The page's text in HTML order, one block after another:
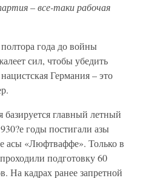
–все-таки рабочая
года до войны
сил, чтобы убедить
Германия – это
главный летный
годы постигали азы
асы «Люфтваффе». Только в
подготовку 60
На кадрах ранее запретной